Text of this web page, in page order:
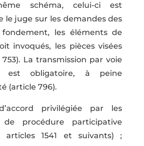
schéma, celui-ci est
le juge sur les demandes des
les éléments de
invoqués, les pièces visées
La transmission par voie
est obligatoire, à peine
(article 796).
privilégiée par les
de procédure participative
articles 1541 et suivants) ;